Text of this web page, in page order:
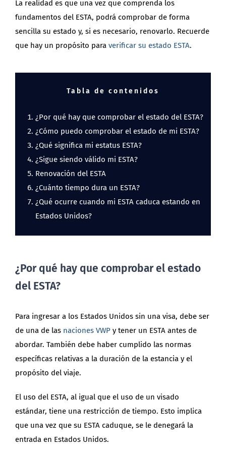
La realidad es que una vez que comprenda los
fundamentos del ESTA, podrá comprobar de forma
sencilla su estado y, si es necesario, renovarlo. Recuerde
que hay un propósito para verificar su estado ESTA.
Tabla de contenidos
¿Por qué hay que comprobar el estado del ESTA?
¿Cómo puedo comprobar el estado de mi ESTA?
¿Qué significa mi estatus ESTA?
¿Sigue siendo válido mi ESTA?
Renovación del ESTA
¿Cuánto tiempo dura un ESTA?
¿Qué ocurre cuando mi ESTA caduca estando en
Estados Unidos?
¿Por qué hay que comprobar el estado
del ESTA?
Para ingresar a los Estados Unidos sin una visa, debe ser
de una de las naciones VWPy tener un ESTA antes de
abordar. También debe haber cumplido las normas
específicas relativas a la duración de la estancia y el
propósito del viaje.
El uso del ESTA, al igual que el uso de un visado
estándar, tiene una restricción de tiempo. Esto implica
que una vez que su ESTA caduque, se le denegará la
entrada en Estados Unidos.